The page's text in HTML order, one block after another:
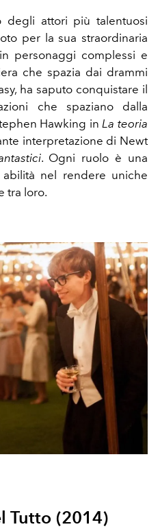
degli attori più talentuosi
per la sua straordinaria
personaggi complessi e
che spazia dai drammi
ha saputo conquistare il
che spaziano dalla
Hawking inLa teoria
interpretazione di Newt
. Ogni ruolo è una
nel rendere uniche
tra loro.
Tutto (2014)